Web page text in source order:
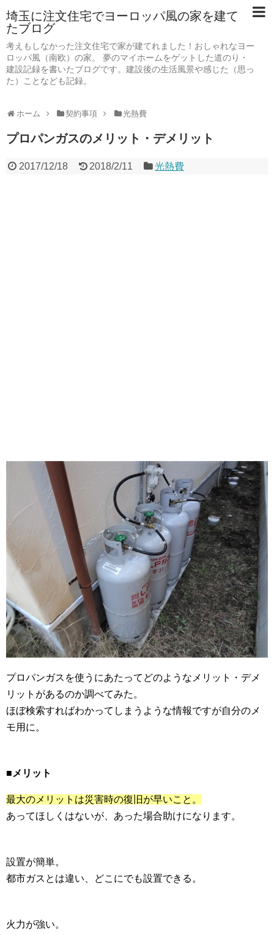
埼玉に注文住宅でヨーロッパ風の家を建て
たブログ
考えもしなかった注文住宅で家が建てれました！おしゃれなヨー
ロッパ風（南欧）の家。 夢のマイホームをゲットした道のり・
建設記録を書いたブログです。建設後の生活風景や感じた（思っ
た）ことなども記録。
ホーム 契約事項 光熱費
プロパンガスのメリット・デメリット
2017/12/18 2018/2/11 光熱費
プロパンガスを使うにあたってどのようなメリット・デメ
リットがあるのか調べてみた。
ほぼ検索すればわかってしまうような情報ですが自分のメ
モ用に。
■メリット
最大のメリットは災害時の復旧が早いこと。
あってほしくはないが、あった場合助けになります。
設置が簡単。
都市ガスとは違い、どこにでも設置できる。
火力が強い。